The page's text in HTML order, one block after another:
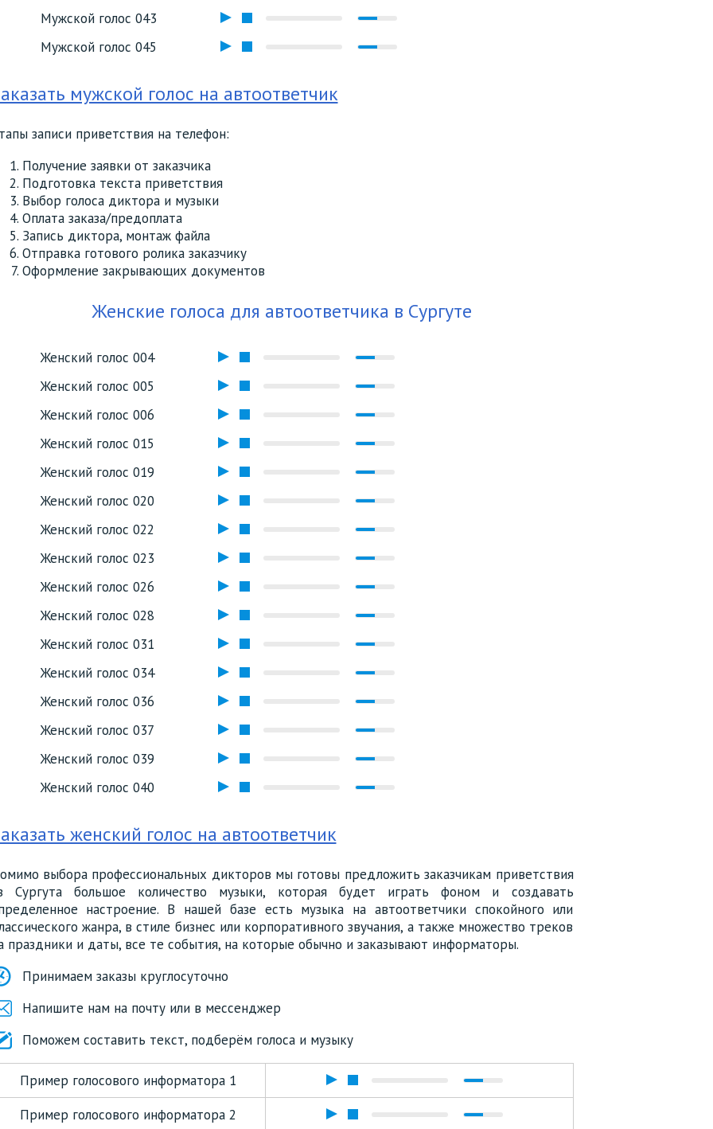
Мужской голос 043
Мужской голос 045
мужской голос на автоответчик
записи приветствия на телефон:
Получение заявки от заказчика
Подготовка текста приветствия
Выбор голоса диктора и музыки
Оплата заказа/предоплата
Запись диктора, монтаж файла
Отправка готового ролика заказчику
Оформление закрывающих документов
Женские голоса для автоответчика в Сургуте
Женский голос 004
Женский голос 005
Женский голос 006
Женский голос 015
Женский голос 019
Женский голос 020
Женский голос 022
Женский голос 023
Женский голос 026
Женский голос 028
Женский голос 031
Женский голос 034
Женский голос 036
Женский голос 037
Женский голос 039
Женский голос 040
женский голос на автоответчик
выбора профессиональных дикторов мы готовы предложить заказчикам приветствия
Сургута большое количество музыки, которая будет играть фоном и создавать
настроение. В нашей базе есть музыка на автоответчики спокойного или
жанра, в стиле бизнес или корпоративного звучания, а также множество треков
праздники и даты, все те события, на которые обычно и заказывают информаторы.
Принимаем заказы круглосуточно
Напишите нам на почту или в мессенджер
Поможем составить текст, подберём голоса и музыку
Пример голосового информатора 1
Пример голосового информатора 2